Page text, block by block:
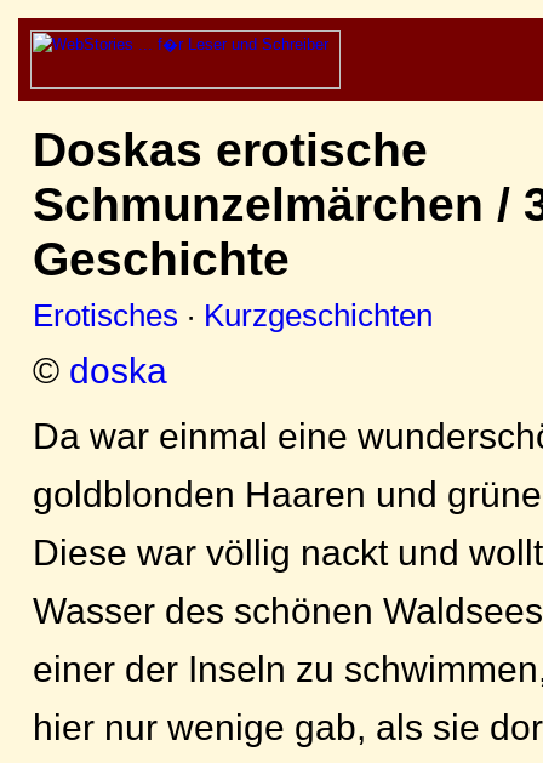
Doskas erotische
Schmunzelmärchen /
Geschichte
Erotisches · Kurzgeschichten
© doska
Da war einmal eine
goldblonden Haaren und
Diese war völlig nackt und
Wasser des schönen
einer der Inseln zu
hier nur wenige gab, als sie